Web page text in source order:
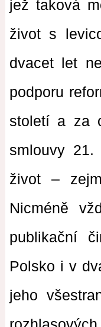
jež taková
život s
dvacet let
podporu
století a za
smlouvy
život –
Nicméně
publikační
Polsko i v
jeho